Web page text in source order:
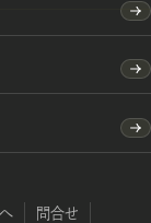
問合せ